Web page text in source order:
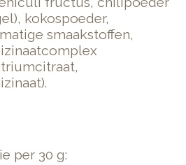
kokospoeder,
smaakstoffen,
per 30 g: